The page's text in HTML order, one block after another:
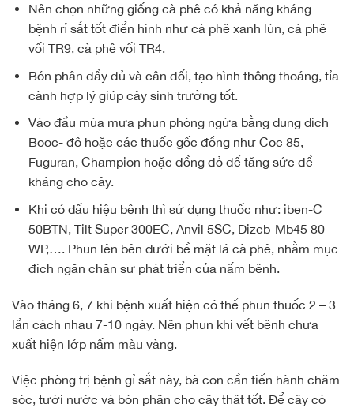
Nên chọn những giống cà phê có khả năng kháng
bệnh rỉ sắt tốt điển hình như cà phê xanh lùn, cà phê
vối TR9, cà phê vối TR4.
Bón phân đầy đủ và cân đối, tạo hình thông thoáng, tỉa
cành hợp lý giúp cây sinh trưởng tốt.
Vào đầu mùa mưa phun phòng ngừa bằng dung dịch
Booc- đô hoặc các thuốc gốc đồng như Coc 85,
Fuguran, Champion hoặc đồng đỏ để tăng sức đề
kháng cho cây.
Khi có dấu hiệu bênh thì sử dụng thuốc như: iben-C
50BTN, Tilt Super 300EC, Anvil 5SC, Dizeb-Mb45 80
WP,…. Phun lên bên dưới bề mặt lá cà phê, nhằm mục
đích ngăn chặn sự phát triển của nấm bệnh.
Vào tháng 6, 7 khi bệnh xuất hiện có thể phun thuốc 2 – 3
lần cách nhau 7-10 ngày. Nên phun khi vết bệnh chưa
xuất hiện lớp nấm màu vàng.
Việc phòng trị bệnh gỉ sắt này, bà con cần tiến hành chăm
sóc, tưới nước và bón phân cho cây thật tốt. Để cây có